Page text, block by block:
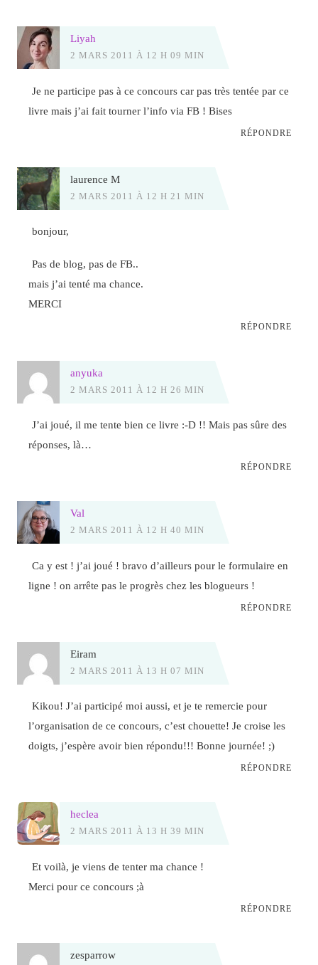
Liyah
2 MARS 2011 À 12 H 09 MIN
Je ne participe pas à ce concours car pas très tentée par ce
livre mais j’ai fait tourner l’info via FB ! Bises
RÉPONDRE
laurence M
2 MARS 2011 À 12 H 21 MIN
bonjour,
Pas de blog, pas de FB..
mais j’ai tenté ma chance.
MERCI
RÉPONDRE
anyuka
2 MARS 2011 À 12 H 26 MIN
J’ai joué, il me tente bien ce livre :-D !! Mais pas sûre des
réponses, là…
RÉPONDRE
Val
2 MARS 2011 À 12 H 40 MIN
Ca y est ! j’ai joué ! bravo d’ailleurs pour le formulaire en
ligne ! on arrête pas le progrès chez les blogueurs !
RÉPONDRE
Eiram
2 MARS 2011 À 13 H 07 MIN
Kikou! J’ai participé moi aussi, et je te remercie pour
l’organisation de ce concours, c’est chouette! Je croise les
doigts, j’espère avoir bien répondu!!! Bonne journée! ;)
RÉPONDRE
heclea
2 MARS 2011 À 13 H 39 MIN
Et voilà, je viens de tenter ma chance !
Merci pour ce concours ;à
RÉPONDRE
zesparrow